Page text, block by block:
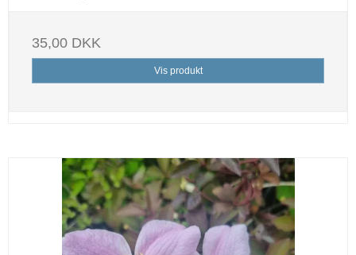
35,00 DKK
Vis produkt